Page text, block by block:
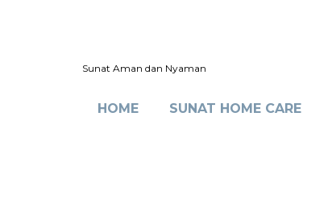
Sunat Aman dan Nyaman
HOME SUNAT HOME CARE